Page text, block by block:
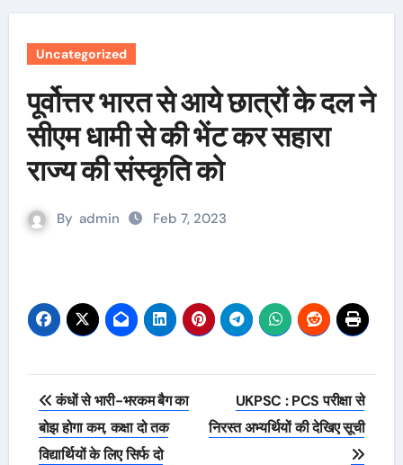
Uncategorized
पूर्वोत्तर भारत से आये छात्रों के दल ने
सीएम धामी से की भेंट कर सहारा
राज्य की संस्कृति को
By admin Feb 7, 2023
Post
navigation
कंधों से भारी-भरकम बैग का
बोझ होगा कम, कक्षा दो तक
विद्यार्थियों के लिए सिर्फ दो
UKPSC : PCS परीक्षा से
निरस्त अभ्यर्थियों की देखिए सूची